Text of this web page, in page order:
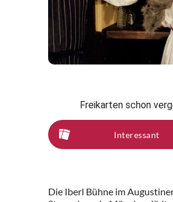
Freikarten schon
Interessant
Die Iberl Bühne im